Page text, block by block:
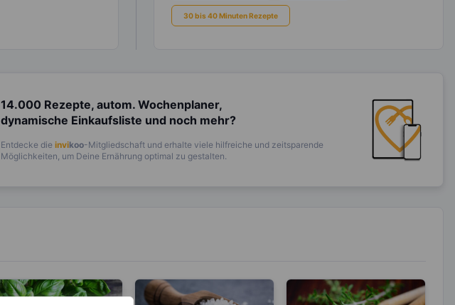
30 bis 40 Minuten Rezepte
14.000 Rezepte, autom. Wochenplaner,
dynamische Einkaufsliste und noch mehr?
Entdecke die invikoo-Mitgliedschaft und erhalte viele hilfreiche und zeitsparende
Möglichkeiten, um Deine Ernährung optimal zu gestalten.